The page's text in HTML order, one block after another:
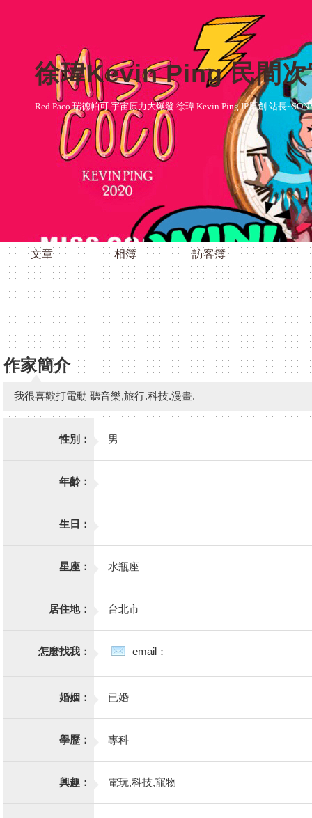
徐瑋Kevin Ping 民間次
Red Paco 瑞德帕可 宇宙原力大爆發 徐瑋 Kevin Ping IP原創 站長
文章 相簿 訪客簿
作家簡介
我很喜歡打電動 聽音樂,旅行.科技.漫畫.
性別： 男
年齡：
生日：
星座： 水瓶座
居住地： 台北市
怎麼找我： email：
婚姻： 已婚
學歷： 專科
興趣： 電玩,科技,寵物